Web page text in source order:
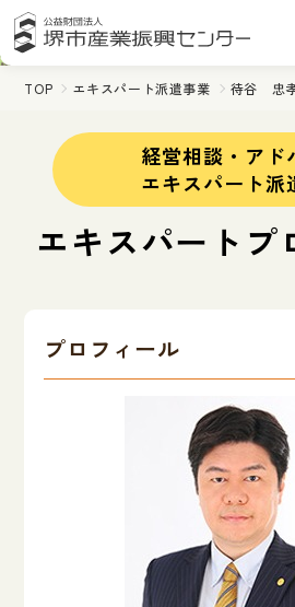
TOP エキスパート派遣事業 待谷 忠
経営相談・アド
エキスパート派
エキスパートプ
プロフィール